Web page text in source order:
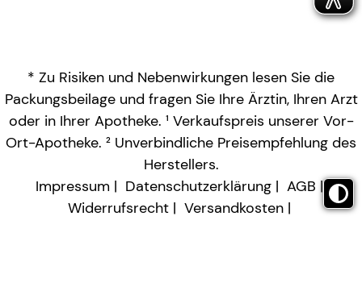
* Zu Risiken und Nebenwirkungen lesen Sie die
Packungsbeilage und fragen Sie Ihre Ärztin, Ihren Arzt
oder in Ihrer Apotheke. ¹ Verkaufspreis unserer Vor-
Ort-Apotheke. ² Unverbindliche Preisempfehlung des
Herstellers.
Impressum
Datenschutzerklärung
AGB
Widerrufsrecht
Versandkosten